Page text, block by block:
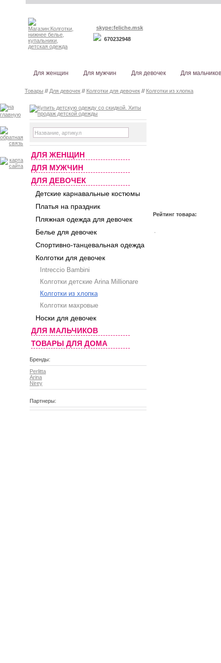
skype:feliche.msk
670232948
Для женщин Для мужчин Для девочек Для мальчиков
Товары // Для девочек // Колготки для девочек // Колготки из хлопка
ДЛЯ ЖЕНЩИН
ДЛЯ МУЖЧИН
ДЛЯ ДЕВОЧЕК
Детские карнавальные костюмы
Платья на праздник
Пляжная одежда для девочек
Белье для девочек
Спортивно-танцевальная одежда
Колготки для девочек
Intreccio Bambini
Колготки детские Arina Millionare
Колготки из хлопка
Колготки махровые
Носки для девочек
ДЛЯ МАЛЬЧИКОВ
ТОВАРЫ ДЛЯ ДОМА
Бренды:
Perlitta
Arina
Nirey
Партнеры:
Рейтинг товара: